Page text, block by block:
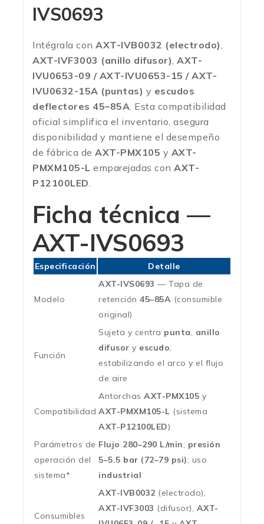
IVS0693
Intégrala con AXT-IVB0032 (electrodo),
AXT-IVF3003 (anillo difusor), AXT-
IVU0653-09 / AXT-IVU0653-15 / AXT-
IVU0632-15A (puntas) y escudos
deflectores 45–85A. Esta compatibilidad
oficial simplifica el inventario, asegura
disponibilidad y mantiene el desempeño
de fábrica de AXT-PMX105 y AXT-
PMXM105-L emparejadas con AXT-
P12100LED.
Ficha técnica —
AXT-IVS0693
Especificación Detalle
Modelo
AXT-IVS0693 — Tapa de
retención 45–85A (consumible
original)
Función
Sujeta y centra punta, anillo
difusor y escudo,
estabilizando el arco y el flujo
de aire
Compatibilidad
Antorchas AXT-PMX105 y
AXT-PMXM105-L (sistema
AXT-P12100LED)
Parámetros de
operación del
sistema*
Flujo 280–290 L/min; presión
5–5.5 bar (72–79 psi); uso
industrial
Consumibles
AXT-IVB0032 (electrodo),
AXT-IVF3003 (difusor), AXT-